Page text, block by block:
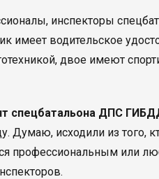
инспекторы
имеет водительское
двое имеют
спецбатальона ДПС
Думаю, исходили из того,
профессиональным или